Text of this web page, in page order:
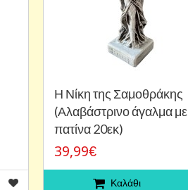
Η Νίκη της Σαμοθράκης
(Αλαβάστρινο άγαλμα με
πατίνα 20εκ)
39,99€
Καλάθι